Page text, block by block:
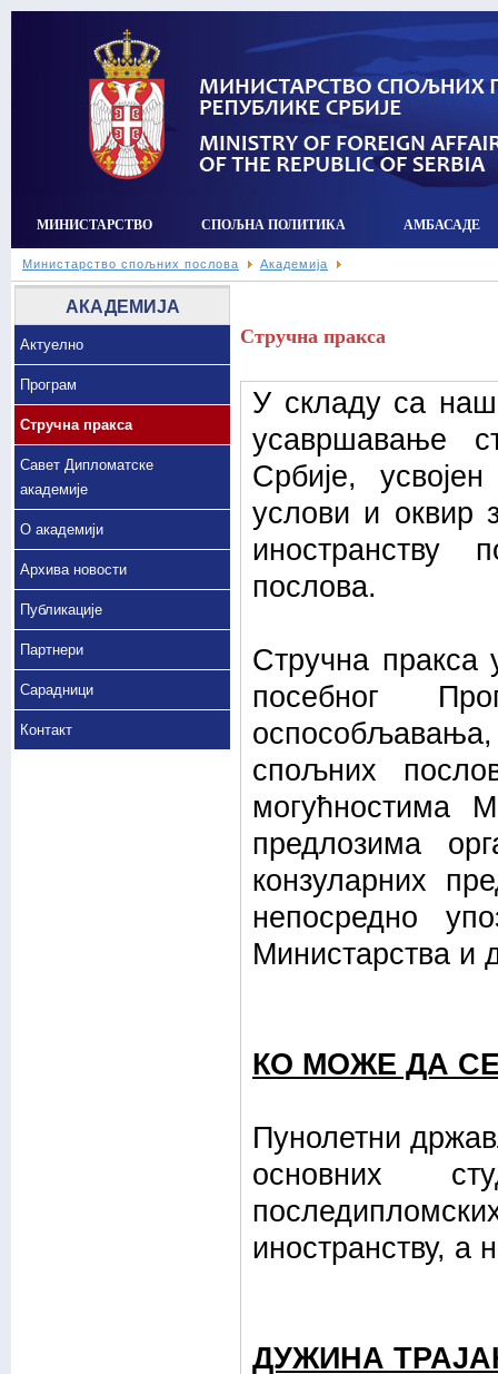
МИНИСТАРСТВО СПОЉНА ПОЛИТИКА АМБАСАДЕ
Министарство спољних послова Академија
АКАДЕМИЈА
Актуелно
Програм
Стручна пракса
Савет Дипломатске
академије
О академији
Архива новости
Публикације
Партнери
Сарадници
Контакт
Стручна пракса
У складу са
усавршавање
Србије,
услови и оквир
иностранству
послова.
Стручна пракса
посебног
спољних
могућностима
предлозима
конзуларних
непосредно
Министарства и
КО МОЖЕ ДА
Пунолетни
основних
иностранству, а
ДУЖИНА